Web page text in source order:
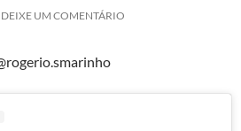
DEIXE UM COMENTÁRIO